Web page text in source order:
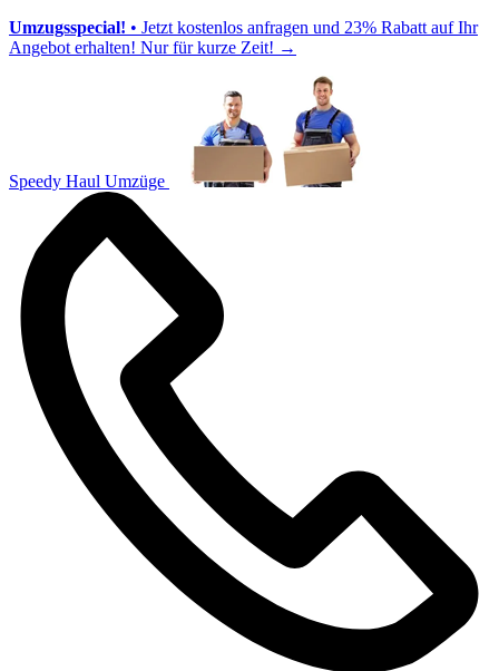
Umzugsspecial! • Jetzt kostenlos anfragen und 23% Rabatt auf Ihr
Angebot erhalten! Nur für kurze Zeit! →
Speedy Haul Umzüge